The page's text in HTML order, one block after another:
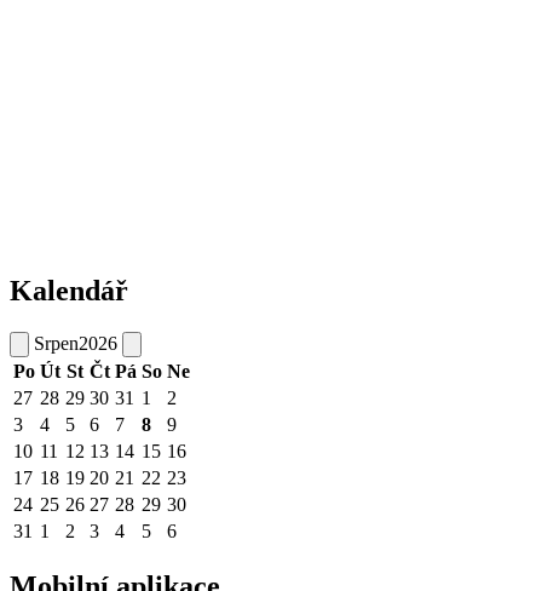
Kalendář
Srpen2026
Po Út St Čt Pá So Ne
27 28 29 30 31 1
2
3
4 5 6 7 8
9
10 11 12 13 14 15 16
17 18 19 20 21 22 23
24 25 26 27 28 29 30
31 1 2 3 4 5 6